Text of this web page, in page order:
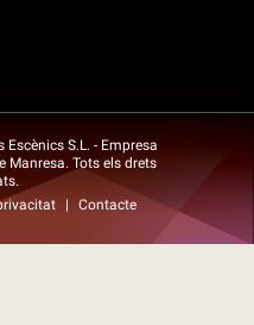
S.L. - Empresa
Manresa. Tots els drets
| Contacte